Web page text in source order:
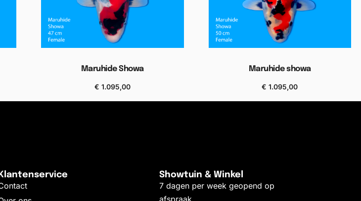
Maruhide Showa
€ 1.095,00
Maruhide showa
€ 1.095,00
Klantenservice Showtuin & Winkel
7 dagen per week geopend op